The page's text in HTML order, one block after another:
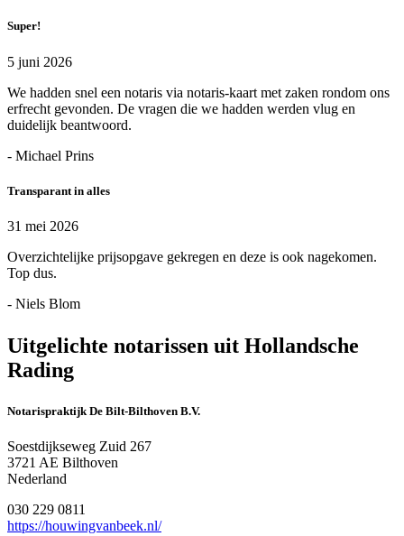
Super!
5 juni 2026
We hadden snel een notaris via notaris-kaart met zaken rondom ons
erfrecht gevonden. De vragen die we hadden werden vlug en
duidelijk beantwoord.
- Michael Prins
Transparant in alles
31 mei 2026
Overzichtelijke prijsopgave gekregen en deze is ook nagekomen.
Top dus.
- Niels Blom
Uitgelichte notarissen uit Hollandsche
Rading
Notarispraktijk De Bilt-Bilthoven B.V.
Soestdijkseweg Zuid 267
3721 AE Bilthoven
Nederland
030 229 0811
https://houwingvanbeek.nl/